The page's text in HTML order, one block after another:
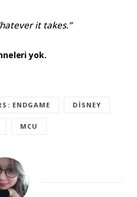
it takes.”
yok.
ENDGAME DISNEY
MCU